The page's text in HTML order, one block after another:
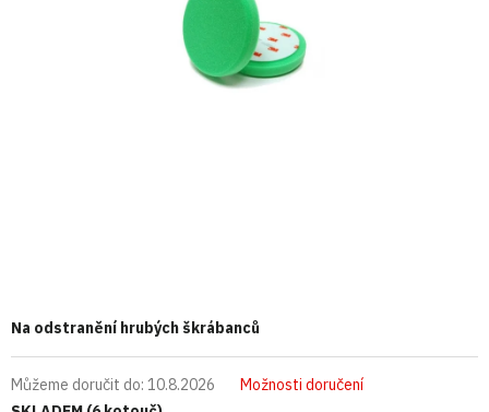
Můžeme doručit do: 10.8.2026 Možnosti doručení
Na odstranění hrubých škrábanců